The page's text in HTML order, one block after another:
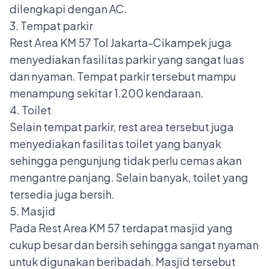
dilengkapi dengan AC.
3. Tempat parkir
Rest Area KM 57 Tol Jakarta-Cikampek juga
menyediakan fasilitas parkir yang sangat luas
dan nyaman. Tempat parkir tersebut mampu
menampung sekitar 1.200 kendaraan.
4. Toilet
Selain tempat parkir, rest area tersebut juga
menyediakan fasilitas toilet yang banyak
sehingga pengunjung tidak perlu cemas akan
mengantre panjang. Selain banyak, toilet yang
tersedia juga bersih.
5. Masjid
Pada Rest Area KM 57 terdapat masjid yang
cukup besar dan bersih sehingga sangat nyaman
untuk digunakan beribadah. Masjid tersebut